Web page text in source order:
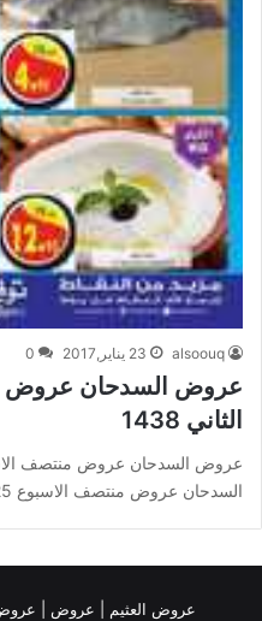
alsoouq 23 يناير,2017 0
الثاني 1438
السدحان عروض منتصف الاسبوع 25 ربيع الثاني 1438 افضل العروض…
عروض العثيم عروض